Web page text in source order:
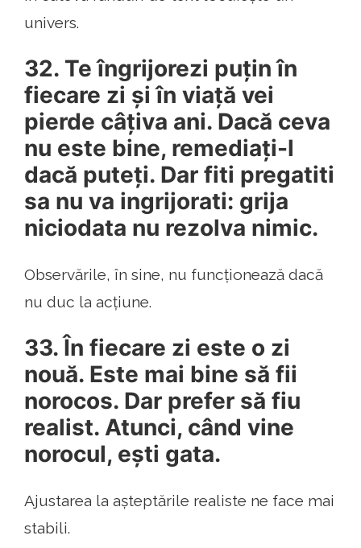
univers.
32. Te îngrijorezi puțin în
fiecare zi și în viață vei
pierde câțiva ani. Dacă ceva
nu este bine, remediați-l
dacă puteți. Dar fiti pregatiti
sa nu va ingrijorati: grija
niciodata nu rezolva nimic.
Observările, în sine, nu funcționează dacă
nu duc la acțiune.
33. În fiecare zi este o zi
nouă. Este mai bine să fii
norocos. Dar prefer să fiu
realist. Atunci, când vine
norocul, ești gata.
Ajustarea la așteptările realiste ne face mai
stabili.